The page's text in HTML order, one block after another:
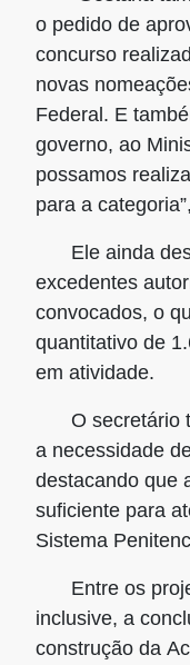
o pedido de
concurso
novas
Federal. E
governo, ao
possamos
para a
Ele ainda
excedentes
convocados, o
quantitativo de
em atividade.
O secretário
a necessidade
destacando que
suficiente para
Sistema
Entre os
inclusive, a
construção da